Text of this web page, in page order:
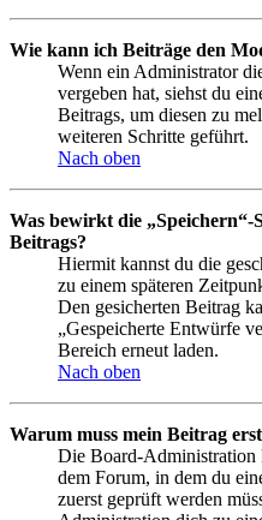
Wie kann ich Beiträge den
Wenn ein Administrator
vergeben hat, siehst du
Beitrags, um diesen zu
weiteren Schritte geführt.
Nach oben
Was bewirkt die „Speichern“-
Beitrags?
Hiermit kannst du die
zu einem späteren
Den gesicherten Beitrag
„Gespeicherte Entwürfe
Bereich erneut laden.
Nach oben
Warum muss mein Beitrag
Die Board-Administration
dem Forum, in dem du
zuerst geprüft werden